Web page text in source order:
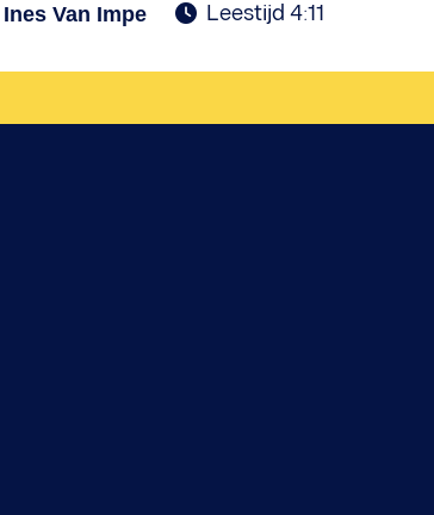
Ines Van Impe Leestijd 4:11